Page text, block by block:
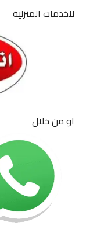
للخدمات المنزلية
او من خلال